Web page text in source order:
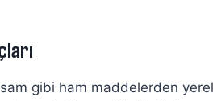
gibi ham maddelerden